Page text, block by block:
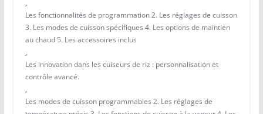
,
Les fonctionnalités de programmation 2. Les réglages de cuisson
3. Les modes de cuisson spécifiques 4. Les options de maintien
au chaud 5. Les accessoires inclus
,
Les innovation dans les cuiseurs de riz : personnalisation et
contrôle avancé.
,
Les modes de cuisson programmables 2. Les réglages de